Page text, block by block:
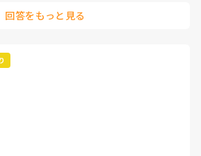
るとおもいますが、お互い頑張りましょ
回答をもっと見る